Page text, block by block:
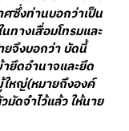
ซึ่งท่านบอกว่าเป็น
ทางเสื่อมโทรมและ
ยจึงบอกว่า บัดนี้
ยึดอำนาจและยึด
ใหญ่(หมายถึงองค์
ดจำไว้แล้ว ให้นาย